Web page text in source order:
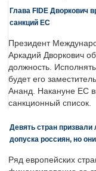
Глава FIDE Дворкович
санкций ЕС
Президент
Аркадий Дворкович
должность.
будет его
Ананд. Накануне ЕС
санкционный список.
Девять стран
допуска россиян, но
Ряд европейских